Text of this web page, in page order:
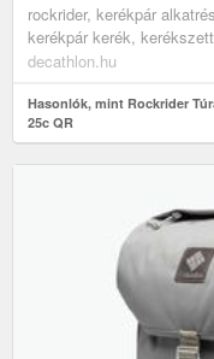
rockrider, kerékpár
kerékpár kerék,
decathlon.hu
Hasonlók, mint Rockrider
25c QR